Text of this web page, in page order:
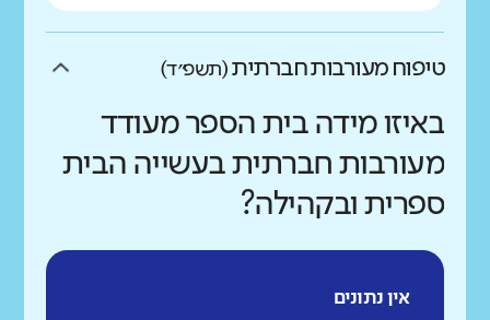
טיפוח מעורבות חברתית(תשפ״ד)
באיזו מידה בית הספר מעודד
מעורבות חברתית בעשייה הבית
ספרית ובקהילה?
אין נתונים